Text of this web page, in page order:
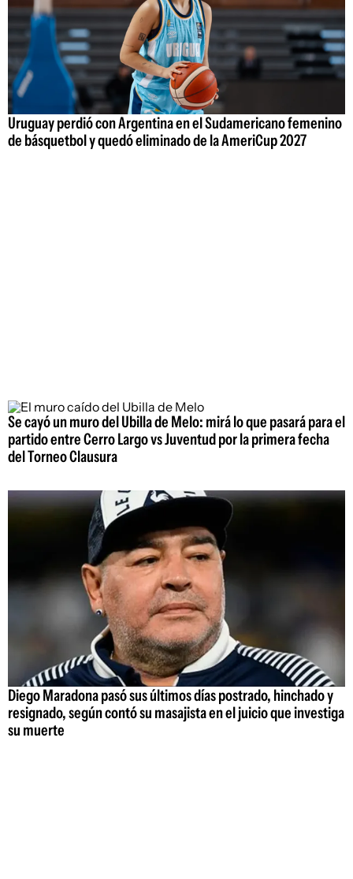
Uruguay perdió con Argentina en el Sudamericano femenino
de básquetbol y quedó eliminado de la AmeriCup 2027
Se cayó un muro del Ubilla de Melo: mirá lo que pasará para el
partido entre Cerro Largo vs Juventud por la primera fecha
del Torneo Clausura
Diego Maradona pasó sus últimos días postrado, hinchado y
resignado, según contó su masajista en el juicio que investiga
su muerte